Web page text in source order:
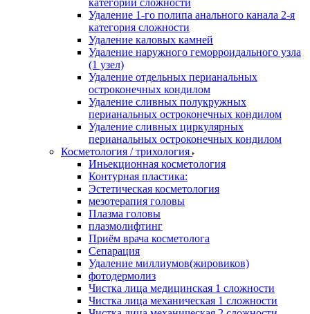
категории сложности
Удаление 1-го полипа анального канала 2-я
категория сложности
Удаление каловых камней
Удаление наружного геморроидального узла
(1 узел)
Удаление отдельных перианальных
остроконечных кондилом
Удаление сливных полукружных
перианальных остроконечных кондилом
Удаление сливных циркулярных
перианальных остроконечных кондилом
Косметология / трихология
Иньекционная косметология
Контурная пластика:
Эстетическая косметология
мезотерапия головы
Плазма головы
плазмолифтинг
Приём врача косметолога
Сепарация
Удаление миллиумов(жировиков)
фотодермолиз
Чистка лица медицинская 1 сложности
Чистка лица механическая 1 сложности